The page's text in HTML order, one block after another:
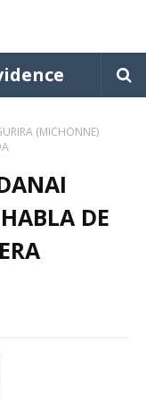
(MICHONNE)
DE